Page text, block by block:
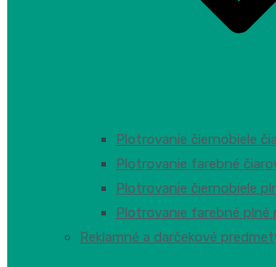
Plotrovanie čiernobiele
Plotrovanie farebné
Plotrovanie čiernobiele
Plotrovanie farebné plné
Reklamné a darčekové